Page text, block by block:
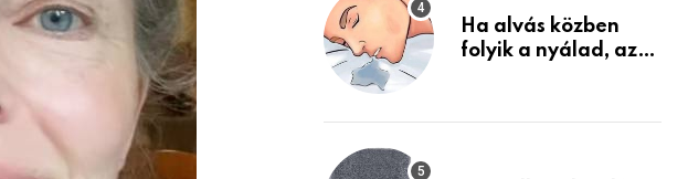
életemet
Ha alvás közben
folyik a nyálad, az